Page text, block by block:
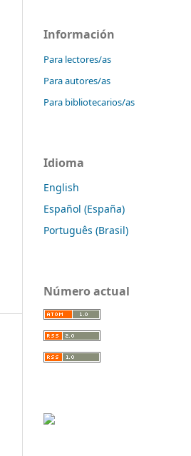
Información
Para lectores/as
Para autores/as
Para bibliotecarios/as
Idioma
English
Español (España)
Português (Brasil)
Número actual